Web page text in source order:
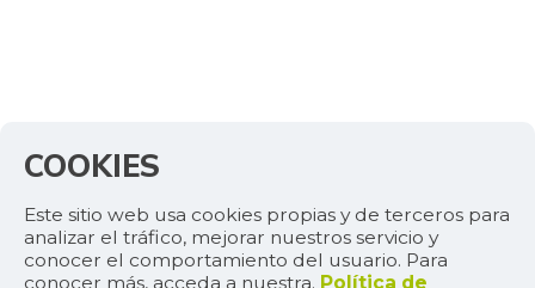
COOKIES
Este sitio web usa cookies propias y de terceros para
analizar el tráfico, mejorar nuestros servicio y
conocer el comportamiento del usuario. Para
conocer más, acceda a nuestra. Política de